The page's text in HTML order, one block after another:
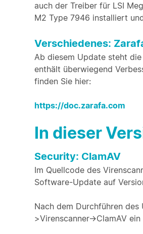
auch der Treiber für LSI
M2 Type 7946 installiert
Verschiedenes:
Ab diesem Update steht
enthält überwiegend
finden Sie hier:
https://doc.zarafa.com
In dieser
Security: ClamAV
Im Quellcode des
Software-Update auf
Nach dem Durchführen
>Virenscanner->ClamAV